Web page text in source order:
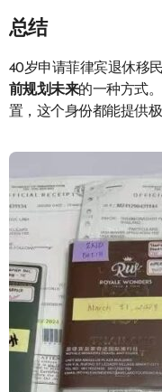
总结
40岁申请菲律宾退休移
前规划未来的一种方式
置，这个身份都能提供